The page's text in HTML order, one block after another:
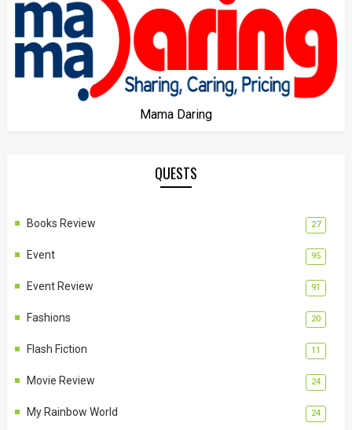
Mama Daring
QUESTS
Books Review 27
Event 95
Event Review 91
Fashions 20
Flash Fiction 11
Movie Review 24
My Rainbow World 24